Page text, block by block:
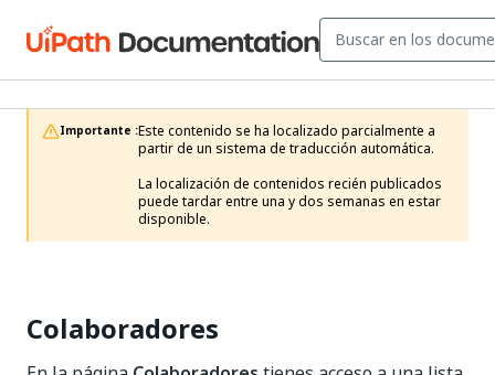
Importante :Este contenido se ha localizado parcialmente a
partir de un sistema de traducción automática.
La localización de contenidos recién publicados
puede tardar entre una y dos semanas en estar
disponible.
Colaboradores